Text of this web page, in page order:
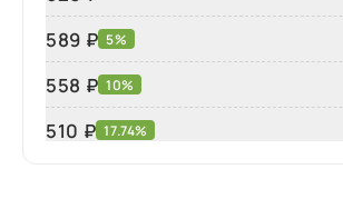
589 ₽ 5%
558 ₽ 10%
510 ₽ 17.74%